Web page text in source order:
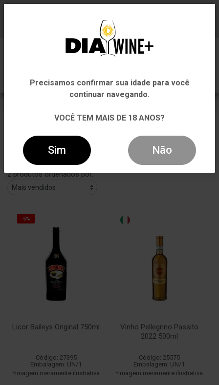
Filtros
2 produtos ordenados por:
-5%
Licor Baileys Original 750ml
Código: 27395
Embalagem: UN/1
*Imagem meramente ilustrativa
Vinho Pellegrino Passito
2022 500ml
Código: 25575
Embalagem: UN/1
*Imagem meramente ilustrativa
Em que Estado você está?
Pernambuco
Outros Estados
Precisamos confirmar sua idade para você
continuar navegando.
VOCÊ TEM MAIS DE 18 ANOS?
Sim Não